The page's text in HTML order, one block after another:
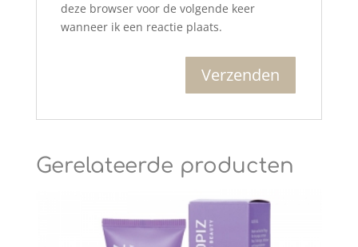
deze browser voor de volgende keer
wanneer ik een reactie plaats.
Gerelateerde producten